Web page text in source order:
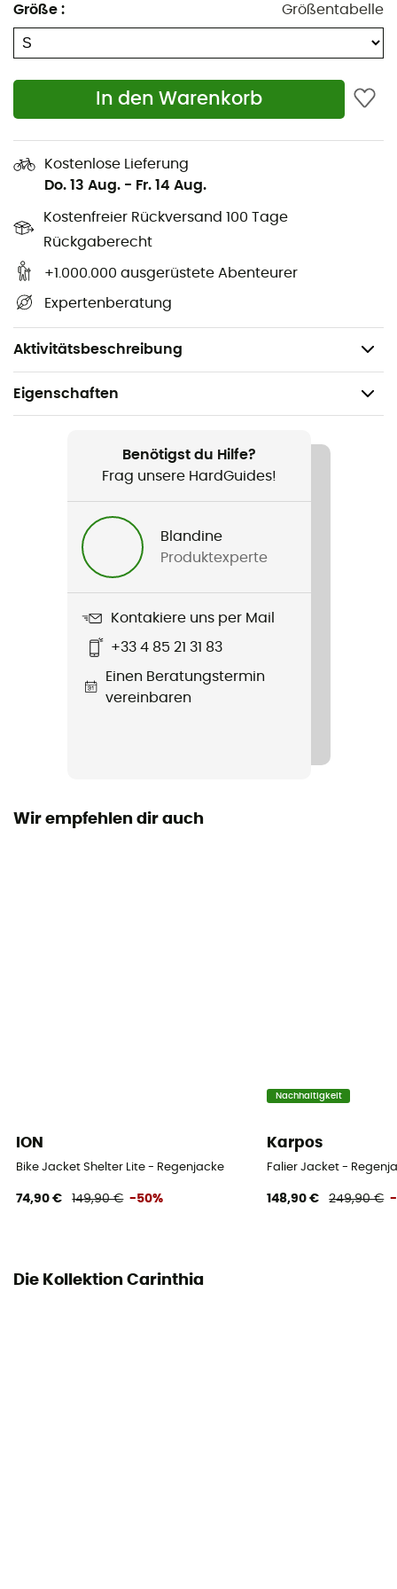
Größe : Größentabelle
In den Warenkorb
Kostenlose Lieferung
Do. 13 Aug. - Fr. 14 Aug.
Kostenfreier Rückversand 100 Tage
Rückgaberecht
+1.000.000 ausgerüstete Abenteurer
Expertenberatung
Aktivitätsbeschreibung
Belüftung unter den Achseln
Zwei externe Taschen am Oberarm mit Klettfläche
Elastischer Kordelzug am Jackenbund, einhändig
verstellbar
Integrierter Packbeutel
Außenmaterial: 100 % Polyamid, wasser- und
winddicht, atmungsaktiv
Membran: Bi-Komponenten basierend auf ePTFE
Gewicht: 580 g
Eigenschaften
Wandern / Biwak
PRG 2.0 Jacket
Wasserdichtigkeit
Kapuze
Benötigst du Hilfe?
Frag unsere HardGuides!
Blandine
Produktexperte
Kontakiere uns per Mail
+33 4 85 21 31 83
Einen Beratungstermin
vereinbaren
Wir empfehlen dir auch
ION
Bike Jacket Shelter Lite - Regenjacke
74,90 € 149,90 € -50%
Nachhaltigkeit
Karpos
Falier Jacket -
148,90 € 249,90 € -
Die Kollektion Carinthia